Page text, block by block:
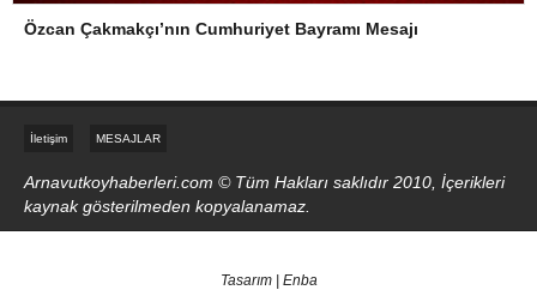
Özcan Çakmakçı’nın Cumhuriyet Bayramı Mesajı
İletişim MESAJLAR
Arnavutkoyhaberleri.com © Tüm Hakları saklıdır 2010, İçerikleri
kaynak gösterilmeden kopyalanamaz.
Tasarım | Enba